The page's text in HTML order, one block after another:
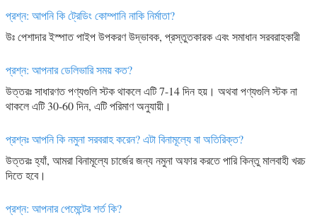
প্রশ্ন: আপনি কি ট্রেডিং কোম্পানি নাকি নির্মাতা?
উঃ পেশাদার ইস্পাত পাইপ উপকরণ উদ্ভাবক, প্রস্তুতকারক এবং সমাধান সরবরাহকারী
প্রশ্ন: আপনার ডেলিভারি সময় কত?
উত্তরঃ সাধারণত পণ্যগুলি স্টক থাকলে এটি 7-14 দিন হয়। অথবা পণ্যগুলি স্টক না
থাকলে এটি 30-60 দিন, এটি পরিমাণ অনুযায়ী।
প্রশ্নঃ আপনি কি নমুনা সরবরাহ করেন? এটা বিনামূল্যে বা অতিরিক্ত?
উত্তরঃ হ্যাঁ, আমরা বিনামূল্যে চার্জের জন্য নমুনা অফার করতে পারি কিন্তু মালবাহী খরচ
দিতে হবে।
প্রশ্ন: আপনার পেমেন্টের শর্ত কি?